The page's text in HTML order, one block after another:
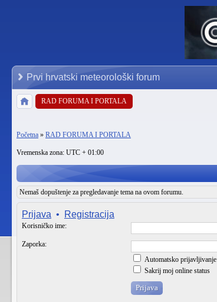
Prvi hrvatski meteorološki forum
RAD FORUMA I PORTALA
Početna » RAD FORUMA I PORTALA
Vremenska zona: UTC + 01:00
Nemaš dopuštenje za pregledavanje tema na ovom forumu.
Prijava • Registracija
Korisničko ime:
Zaporka:
Automatsko prijavljivanje
Sakrij moj online status